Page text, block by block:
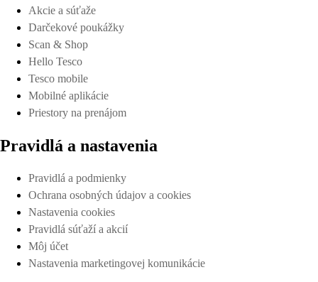
Akcie a súťaže
Darčekové poukážky
Scan & Shop
Hello Tesco
Tesco mobile
Mobilné aplikácie
Priestory na prenájom
Pravidlá a nastavenia
Pravidlá a podmienky
Ochrana osobných údajov a cookies
Nastavenia cookies
Pravidlá súťaží a akcií
Môj účet
Nastavenia marketingovej komunikácie